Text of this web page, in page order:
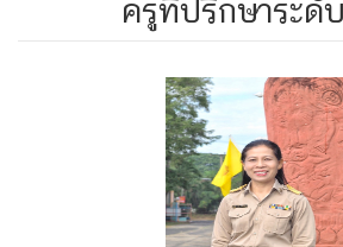
ครูที่ปรึกษาระดั